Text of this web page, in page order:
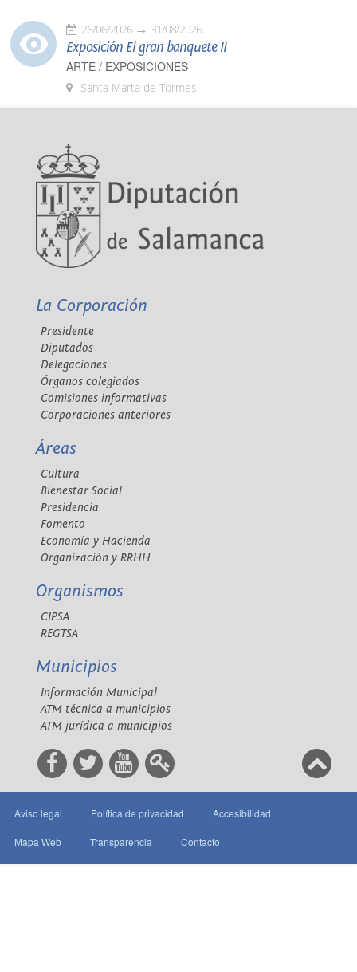
26/06/2026 31/08/2026
Exposición El gran banquete II
ARTE / EXPOSICIONES
Santa Marta de Tormes
La Corporación
Presidente
Diputados
Delegaciones
Órganos colegiados
Comisiones informativas
Corporaciones anteriores
Áreas
Cultura
Bienestar Social
Presidencia
Fomento
Economía y Hacienda
Organización y RRHH
Organismos
CIPSA
REGTSA
Municipios
Información Municipal
ATM técnica a municipios
ATM jurídica a municipios
Aviso legal Política de privacidad Accesibilidad
Mapa Web Transparencia Contacto